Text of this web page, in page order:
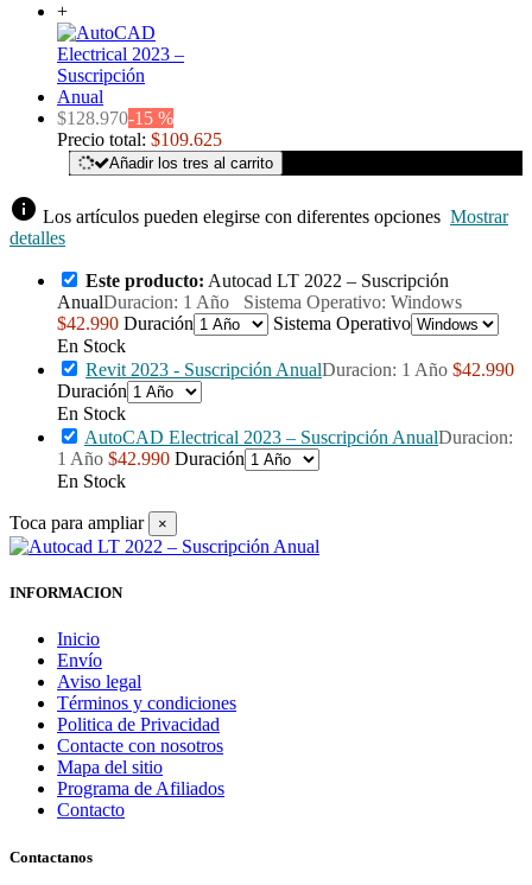
+
$128.970-15 %
Precio total: $109.625
Añadir los tres al carrito
info Los artículos pueden elegirse con diferentes opciones Mostrar
detalles
Este producto: Autocad LT 2022 – Suscripción
AnualDuracion: 1 Año Sistema Operativo: Windows
$42.990 Duración
Sistema Operativo
En Stock
Revit 2023 - Suscripción AnualDuracion: 1 Año $42.990
Duración
En Stock
AutoCAD Electrical 2023 – Suscripción AnualDuracion:
1 Año $42.990 Duración
En Stock
Toca para ampliar ×
INFORMACION
Inicio
Envío
Aviso legal
Términos y condiciones
Politica de Privacidad
Contacte con nosotros
Mapa del sitio
Programa de Afiliados
Contacto
Contactanos